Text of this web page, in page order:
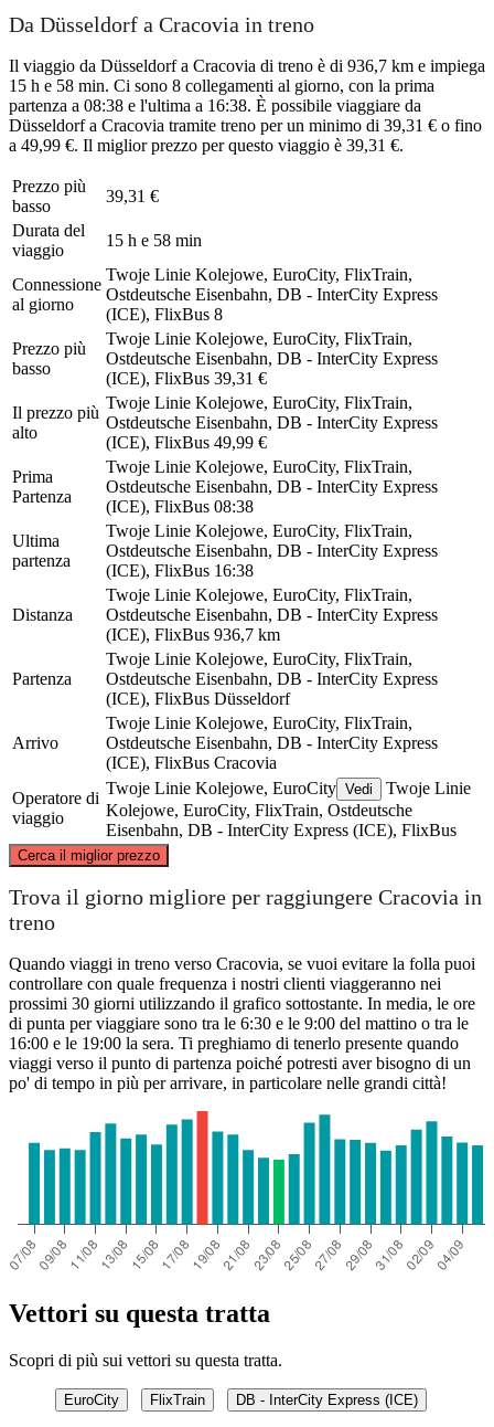
Da Düsseldorf a Cracovia in treno
Il viaggio da Düsseldorf a Cracovia di treno è di 936,7 km e impiega
15 h e 58 min. Ci sono 8 collegamenti al giorno, con la prima
partenza a 08:38 e l'ultima a 16:38. È possibile viaggiare da
Düsseldorf a Cracovia tramite treno per un minimo di 39,31 € o fino
a 49,99 €. Il miglior prezzo per questo viaggio è 39,31 €.
Prezzo più
basso
39,31 €
Durata del
viaggio
15 h e 58 min
Connessione
al giorno
Twoje Linie Kolejowe, EuroCity, FlixTrain,
Ostdeutsche Eisenbahn, DB - InterCity Express
(ICE), FlixBus 8
Prezzo più
basso
Twoje Linie Kolejowe, EuroCity, FlixTrain,
Ostdeutsche Eisenbahn, DB - InterCity Express
(ICE), FlixBus 39,31 €
Il prezzo più
alto
Twoje Linie Kolejowe, EuroCity, FlixTrain,
Ostdeutsche Eisenbahn, DB - InterCity Express
(ICE), FlixBus 49,99 €
Prima
Partenza
Twoje Linie Kolejowe, EuroCity, FlixTrain,
Ostdeutsche Eisenbahn, DB - InterCity Express
(ICE), FlixBus 08:38
Ultima
partenza
Twoje Linie Kolejowe, EuroCity, FlixTrain,
Ostdeutsche Eisenbahn, DB - InterCity Express
(ICE), FlixBus 16:38
Distanza
Twoje Linie Kolejowe, EuroCity, FlixTrain,
Ostdeutsche Eisenbahn, DB - InterCity Express
(ICE), FlixBus 936,7 km
Partenza
Twoje Linie Kolejowe, EuroCity, FlixTrain,
Ostdeutsche Eisenbahn, DB - InterCity Express
(ICE), FlixBus Düsseldorf
Arrivo
Twoje Linie Kolejowe, EuroCity, FlixTrain,
Ostdeutsche Eisenbahn, DB - InterCity Express
(ICE), FlixBus Cracovia
Operatore di
viaggio
Twoje Linie Kolejowe, EuroCity Vedi
Twoje Linie
Kolejowe, EuroCity, FlixTrain, Ostdeutsche
Eisenbahn, DB - InterCity Express (ICE), FlixBus
Cerca il miglior prezzo
Düsseldorf
Kraków
©CARTO, ©OpenStreetMapcontributors
Trova il giorno migliore per raggiungere Cracovia in
treno
Quando viaggi in treno verso Cracovia, se vuoi evitare la folla puoi
controllare con quale frequenza i nostri clienti viaggeranno nei
prossimi 30 giorni utilizzando il grafico sottostante. In media, le ore
di punta per viaggiare sono tra le 6:30 e le 9:00 del mattino o tra le
16:00 e le 19:00 la sera. Ti preghiamo di tenerlo presente quando
viaggi verso il punto di partenza poiché potresti aver bisogno di un
po' di tempo in più per arrivare, in particolare nelle grandi città!
Vettori su questa tratta
Scopri di più sui vettori su questa tratta.
EuroCity FlixTrain DB - InterCity Express (ICE)